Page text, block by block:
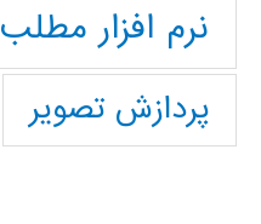
نرم افزار مطلب
پردازش تصویر